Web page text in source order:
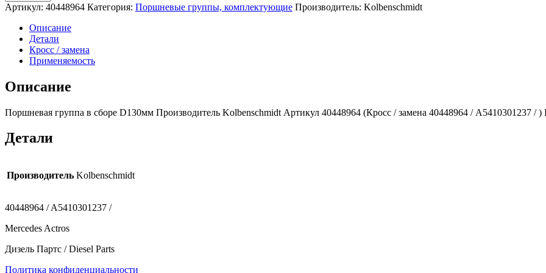
Артикул: 40448964 Категория: Поршневые группы, комплектующие Производитель: Kolbenschmidt
Описание
Детали
Кросс / замена
Применяемость
Описание
Поршневая группа в сборе D130мм Производитель Kolbenschmidt Артикул 40448964 (Кросс / замена 40448964 / A5410301237 /
Детали
Производитель Kolbenschmidt
40448964 / A5410301237 /
Mercedes Actros
Дизель Партс / Diesel Parts
Политика конфиденциальности